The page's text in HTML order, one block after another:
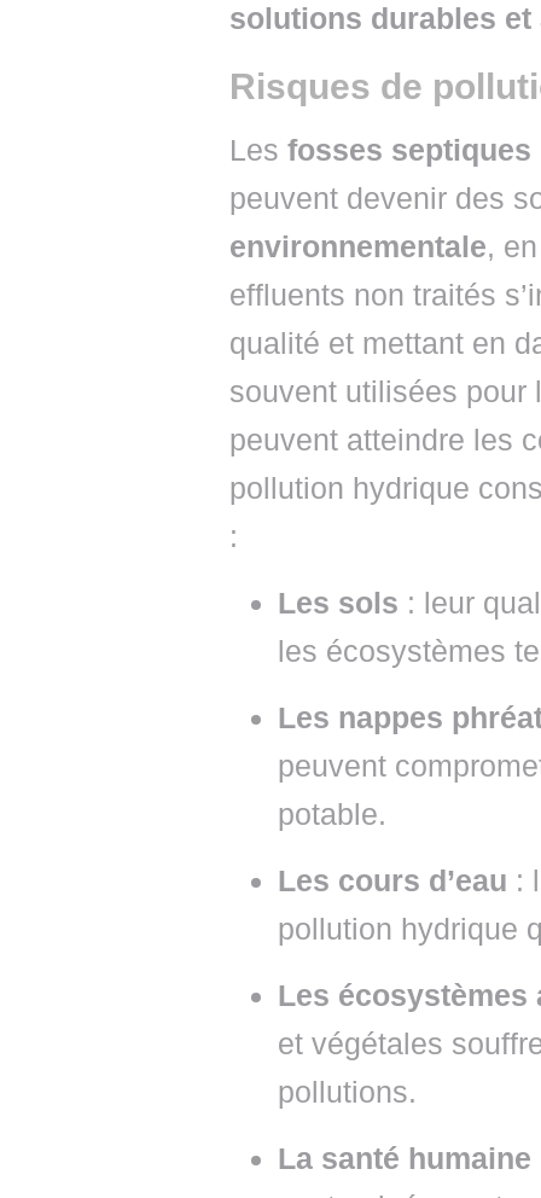
solutions durables et
Risques de
Les fosses septiques
peuvent devenir des
environnementale,
effluents non traités
qualité et mettant en
souvent utilisées pour
peuvent atteindre les
pollution hydrique
:
Les sols : leur
les écosystèmes
Les nappes
peuvent
potable.
Les cours d’eau :
pollution hydrique
Les écosystèmes
et végétales
pollutions.
La santé